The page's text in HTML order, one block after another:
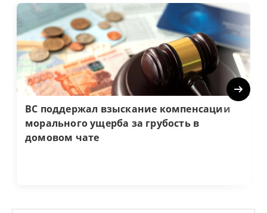
ВС поддержал взыскание компенсации
морального ущерба за грубость в
домовом чате
Next